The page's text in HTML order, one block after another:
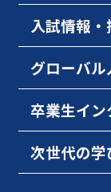
入試情報
グローバ
卒業生イン
次世代の